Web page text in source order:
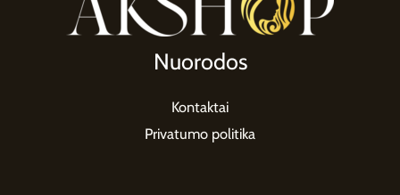
Nuorodos
Kontaktai
Privatumo politika